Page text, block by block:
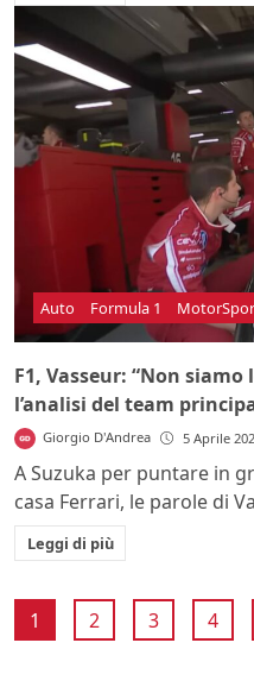
Auto Formula 1
F1, Vasseur: “Non
l’analisi del team
Giorgio D'Andrea 5 Aprile
A Suzuka per puntare in
casa Ferrari, le parole di
Leggi di più
1 2 3 4